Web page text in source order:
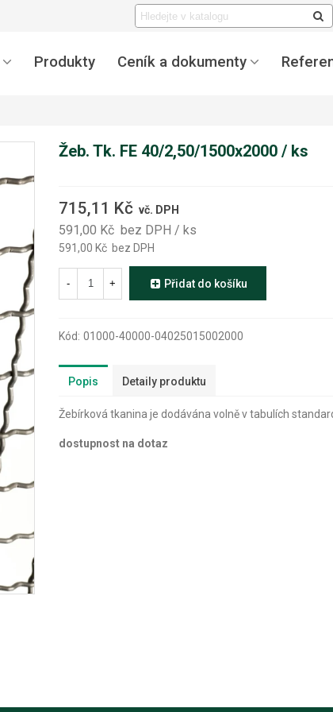
Produkty Ceník a dokumenty
Žeb. Tk. FE 40/2,50/1500x2000 / ks
715,11 Kč vč. DPH
591,00 Kč bez DPH / ks
591,00 Kč bez DPH
- + Přidat do košíku
Kód: 01000-40000-04025015002000
Popis Detaily produktu
Žebírková tkanina je dodávána volně v tabulích
dostupnost na dotaz